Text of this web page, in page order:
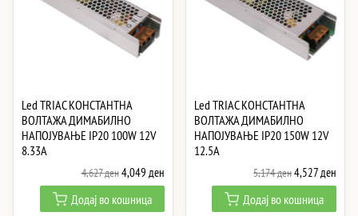
Led TRIAC КОНСТАНТНА
ВОЛТАЖА ДИМАБИЛНО
НАПОЈУВАЊЕ IP20 100W 12V
8.33A
4,627денOriginal
price
was:
4,049 денCurrent
price
is:
Додај во кошница
Led TRIAC КОНСТАНТНА
ВОЛТАЖА ДИМАБИЛНО
НАПОЈУВАЊЕ IP20 150W 12V
12.5A
5,174денOriginal
price
was:
4,527ден
price
is:
Додај во кошница